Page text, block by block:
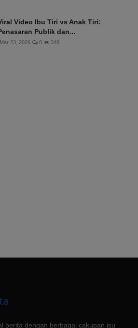
Video Ibu Tiri vs Anak Tiri:
Publik dan...
Mar 23, 2026 0 348
berita dengan berbagai cakupan isu